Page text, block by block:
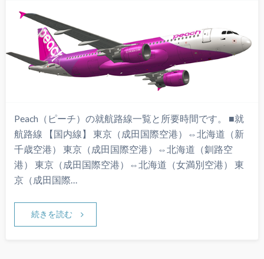
Peach（ピーチ）の就航路線一覧と所要時間です。 ■就
航路線 【国内線】 東京（成田国際空港）⇔北海道（新
千歳空港） 東京（成田国際空港）⇔北海道（釧路空
港） 東京（成田国際空港）⇔北海道（女満別空港） 東
京（成田国際…
続きを読む